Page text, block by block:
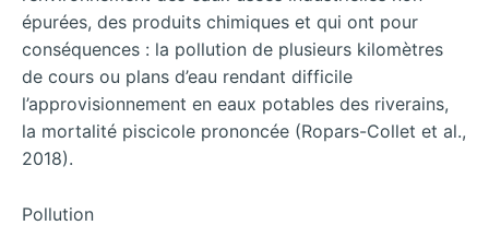
épurées, des produits chimiques et qui ont pour
conséquences : la pollution de plusieurs kilomètres
de cours ou plans d’eau rendant difficile
l’approvisionnement en eaux potables des riverains,
la mortalité piscicole prononcée (Ropars-Collet et al.,
2018).
Pollution